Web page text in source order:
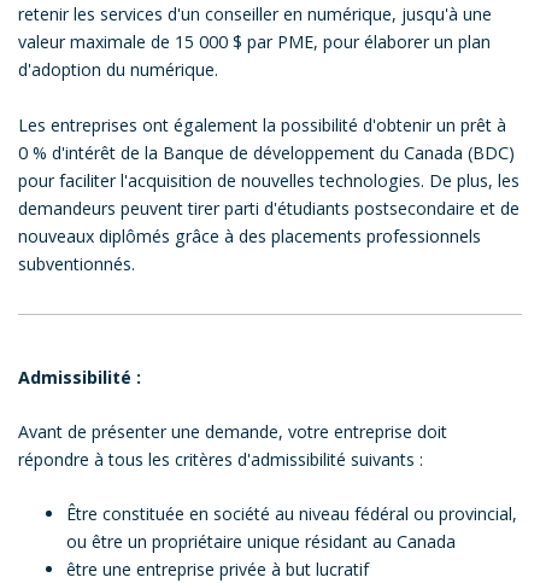
retenir les services d'un conseiller en numérique, jusqu'à une
valeur maximale de 15 000 $ par PME, pour élaborer un plan
d'adoption du numérique.
Les entreprises ont également la possibilité d'obtenir un prêt à
0 % d'intérêt de la Banque de développement du Canada (BDC)
pour faciliter l'acquisition de nouvelles technologies. De plus, les
demandeurs peuvent tirer parti d'étudiants postsecondaire et de
nouveaux diplômés grâce à des placements professionnels
subventionnés.
Admissibilité :
Avant de présenter une demande, votre entreprise doit
répondre à tous les critères d'admissibilité suivants :
Être constituée en société au niveau fédéral ou provincial,
ou être un propriétaire unique résidant au Canada
être une entreprise privée à but lucratif